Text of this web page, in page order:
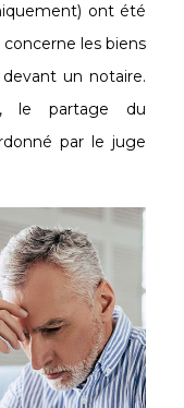
ont été
les biens
un notaire.
le partage du
par le juge